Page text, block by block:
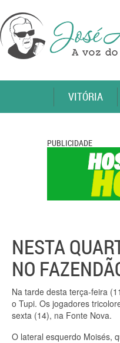
VITÓRIA
PUBLICIDADE
NESTA
NO
Na tarde desta terça-feira
o Tupi. Os jogadores
sexta (14), na Fonte Nova.
O lateral esquerdo Moisés,